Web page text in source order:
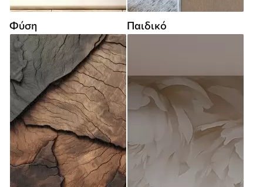
Φύση Παιδικό